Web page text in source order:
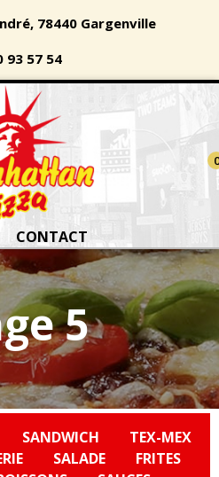
78440 Gargenville
93 57 54
0
CONTACT
5
SANDWICH
TEX-MEX
SALADE
FRITES